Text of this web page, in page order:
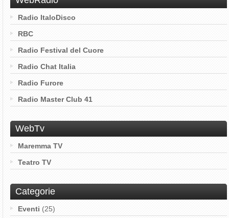
Radio ItaloDisco
RBC
Radio Festival del Cuore
Radio Chat Italia
Radio Furore
Radio Master Club 41
WebTv
Maremma TV
Teatro TV
Categorie
Eventi (25)